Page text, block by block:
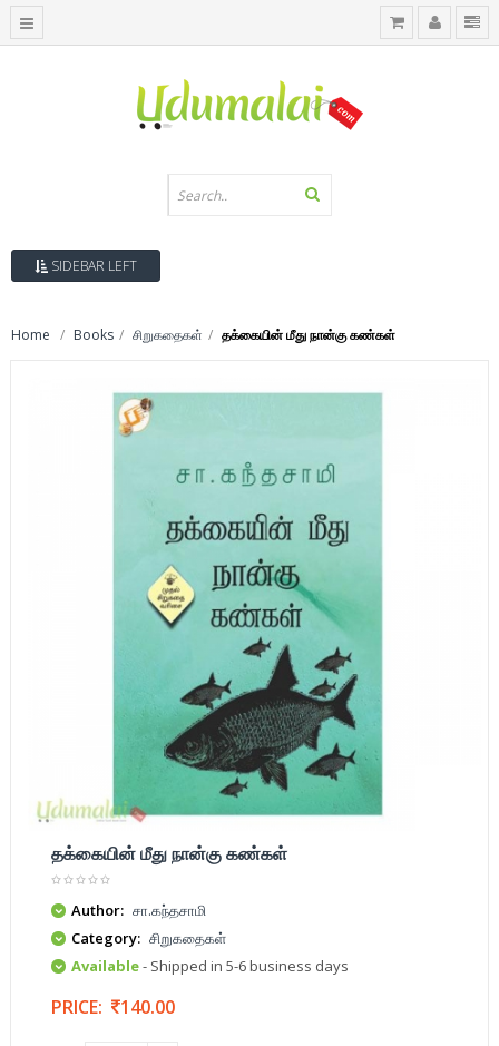
SIDEBAR LEFT
Home Books சிறுகதைகள் தக்கையின் மீது நான்கு கண்கள்
தக்கையின் மீது நான்கு கண்கள்
Author: சா.கந்தசாமி
Category: சிறுகதைகள்
Available- Shipped in 5-6 business days
PRICE: 140.00